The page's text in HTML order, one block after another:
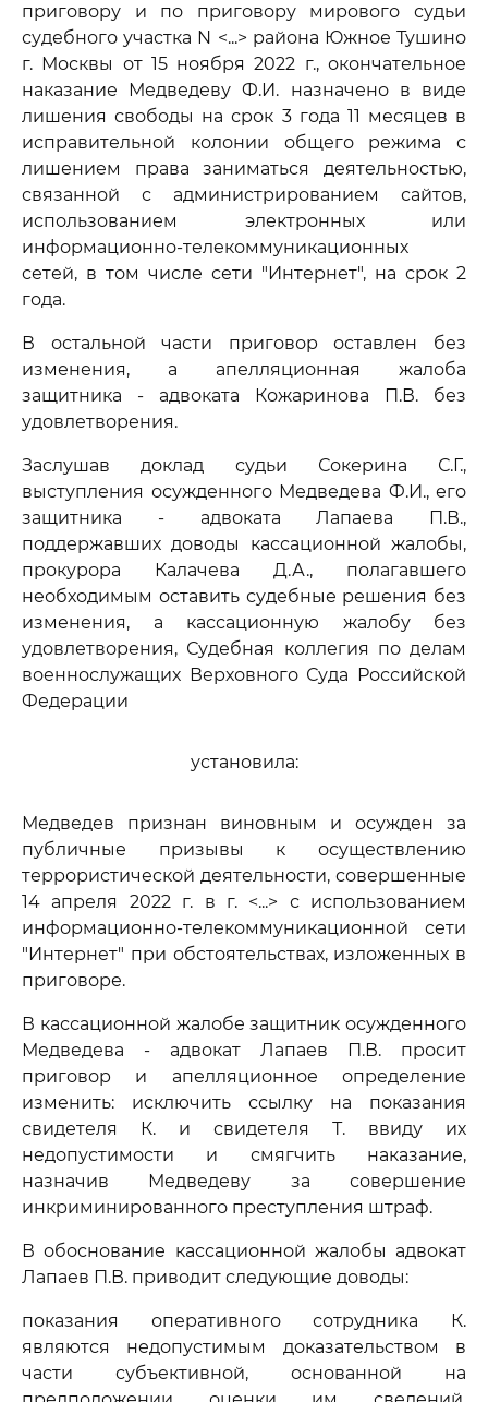
приговору и по приговору мирового судьи
судебного участка N <...> района Южное Тушино
г. Москвы от 15 ноября 2022 г., окончательное
наказание Медведеву Ф.И. назначено в виде
лишения свободы на срок 3 года 11 месяцев в
исправительной колонии общего режима с
лишением права заниматься деятельностью,
связанной с администрированием сайтов,
использованием электронных или
информационно-телекоммуникационных
сетей, в том числе сети "Интернет", на срок 2
года.
В остальной части приговор оставлен без
изменения, а апелляционная жалоба
защитника - адвоката Кожаринова П.В. без
удовлетворения.
Заслушав доклад судьи Сокерина С.Г.,
выступления осужденного Медведева Ф.И., его
защитника - адвоката Лапаева П.В.,
поддержавших доводы кассационной жалобы,
прокурора Калачева Д.А., полагавшего
необходимым оставить судебные решения без
изменения, а кассационную жалобу без
удовлетворения, Судебная коллегия по делам
военнослужащих Верховного Суда Российской
Федерации
установила:
Медведев признан виновным и осужден за
публичные призывы к осуществлению
террористической деятельности, совершенные
14 апреля 2022 г. в г. <...> с использованием
информационно-телекоммуникационной сети
"Интернет" при обстоятельствах, изложенных в
приговоре.
В кассационной жалобе защитник осужденного
Медведева - адвокат Лапаев П.В. просит
приговор и апелляционное определение
изменить: исключить ссылку на показания
свидетеля К. и свидетеля Т. ввиду их
недопустимости и смягчить наказание,
назначив Медведеву за совершение
инкриминированного преступления штраф.
В обоснование кассационной жалобы адвокат
Лапаев П.В. приводит следующие доводы:
показания оперативного сотрудника К.
являются недопустимым доказательством в
части субъективной, основанной на